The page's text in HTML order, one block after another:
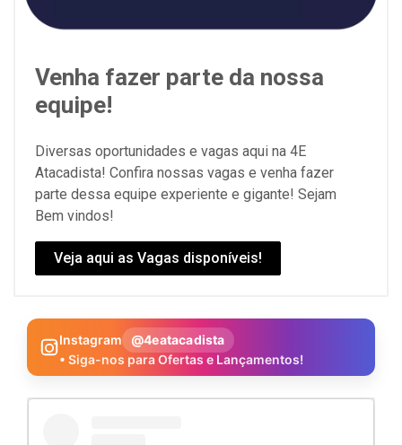
Venha fazer parte da nossa
equipe!
Diversas oportunidades e vagas aqui na 4E
Atacadista! Confira nossas vagas e venha fazer
parte dessa equipe experiente e gigante! Sejam
Bem vindos!
Veja aqui as Vagas disponíveis!
Instagram
@4eatacadista
• Siga-nos para Ofertas e Lançamentos!